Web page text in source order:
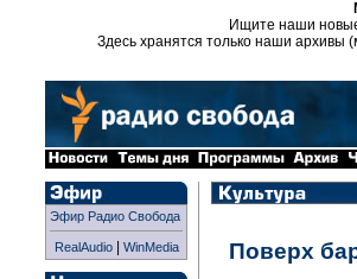
Ищите наши
Здесь хранятся только наши архивы
Эфир Радио Свобода
RealAudio| WinMedia
Поверх